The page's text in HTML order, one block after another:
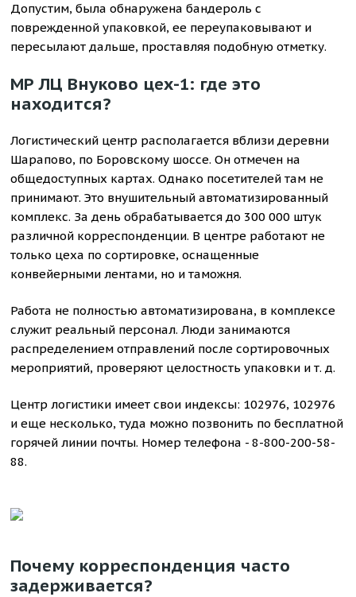
Допустим, была обнаружена бандероль с
поврежденной упаковкой, ее переупаковывают и
пересылают дальше, проставляя подобную отметку.
МР ЛЦ Внуково цех-1: где это
находится?
Логистический центр располагается вблизи деревни
Шарапово, по Боровскому шоссе. Он отмечен на
общедоступных картах. Однако посетителей там не
принимают. Это внушительный автоматизированный
комплекс. За день обрабатывается до 300 000 штук
различной корреспонденции. В центре работают не
только цеха по сортировке, оснащенные
конвейерными лентами, но и таможня.
Работа не полностью автоматизирована, в комплексе
служит реальный персонал. Люди занимаются
распределением отправлений после сортировочных
мероприятий, проверяют целостность упаковки и т. д.
Центр логистики имеет свои индексы: 102976, 102976
и еще несколько, туда можно позвонить по бесплатной
горячей линии почты. Номер телефона - 8-800-200-58-
88.
Почему корреспонденция часто
задерживается?